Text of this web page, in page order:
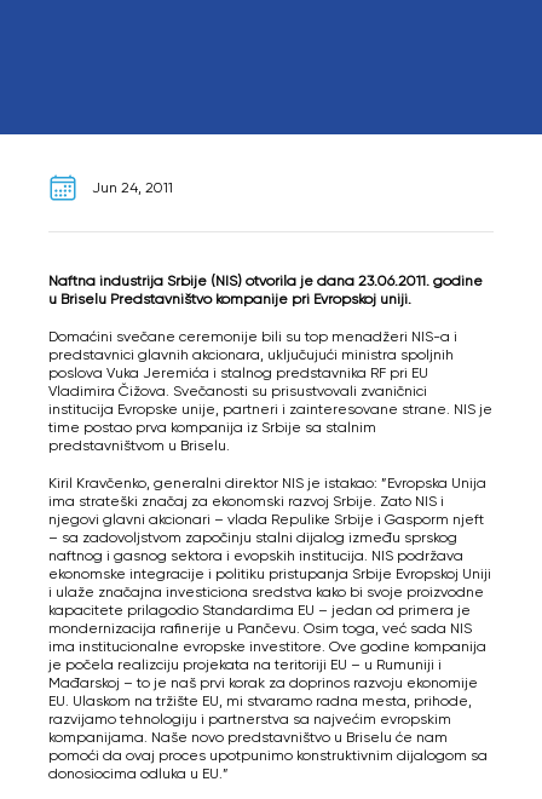
Jun 24, 2011
Naftna industrija Srbije (NIS) otvorila je dana 23.06.2011. godine
u Briselu Predstavništvo kompanije pri Evropskoj uniji.
Domaćini svečane ceremonije bili su top menadžeri NIS-a i
predstavnici glavnih akcionara, uključujući ministra spoljnih
poslova Vuka Jeremića i stalnog predstavnika RF pri EU
Vladimira Čižova. Svečanosti su prisustvovali zvaničnici
institucija Evropske unije, partneri i zainteresovane strane. NIS je
time postao prva kompanija iz Srbije sa stalnim
predstavništvom u Briselu.
Kiril Kravčenko, generalni direktor NIS je istakao: ”Evropska Unija
ima strateški značaj za ekonomski razvoj Srbije. Zato NIS i
njegovi glavni akcionari – vlada Repulike Srbije i Gasporm njeft
– sa zadovoljstvom započinju stalni dijalog između sprskog
naftnog i gasnog sektora i evopskih institucija. NIS podržava
ekonomske integracije i politiku pristupanja Srbije Evropskoj Uniji
i ulaže značajna investiciona sredstva kako bi svoje proizvodne
kapacitete prilagodio Standardima EU – jedan od primera je
mondernizacija rafinerije u Pančevu. Osim toga, već sada NIS
ima institucionalne evropske investitore. Ove godine kompanija
je počela realizciju projekata na teritoriji EU – u Rumuniji i
Mađarskoj – to je naš prvi korak za doprinos razvoju ekonomije
EU. Ulaskom na tržište EU, mi stvaramo radna mesta, prihode,
razvijamo tehnologiju i partnerstva sa najvećim evropskim
kompanijama. Naše novo predstavništvo u Briselu će nam
pomoći da ovaj proces upotpunimo konstruktivnim dijalogom sa
donosiocima odluka u EU.”